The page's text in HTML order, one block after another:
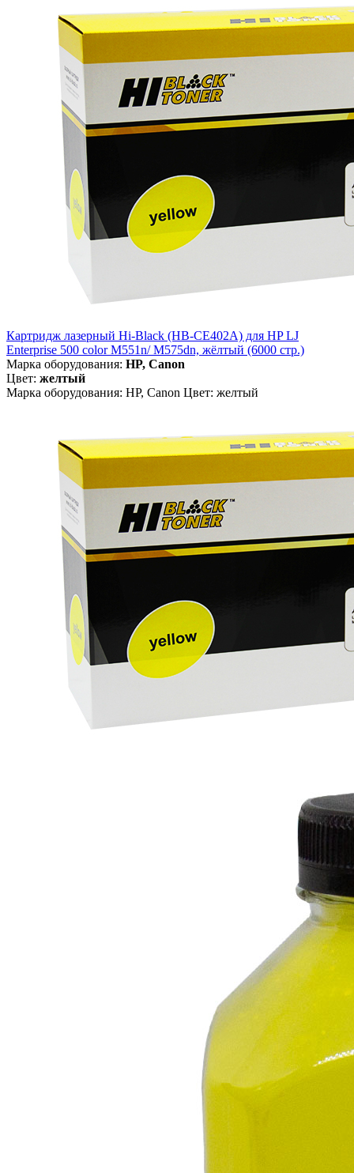
Картридж лазерный Hi-Black (HB-CE402A) для HP LJ
Enterprise 500 color M551n/ M575dn, жёлтый (6000 стр.)
Марка оборудования: HP, Canon
Цвет: желтый
Марка оборудования: HP, Canon Цвет: желтый